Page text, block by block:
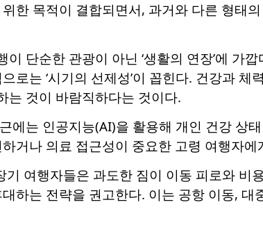
한 목적이 결합되면서, 과거와 다른 형태의
단순한 관광이 아닌 ‘생활의 연장’에 가
로는 ‘시기의 선제성’이 꼽힌다. 건강과 체
는 것이 바람직하다는 것이다.
에는 인공지능(AI)을 활용해 개인 건강 상
거나 의료 접근성이 중요한 고령 여행자
기 여행자들은 과도한 짐이 이동 피로와 비
하는 전략을 권고한다. 이는 공항 이동, 대